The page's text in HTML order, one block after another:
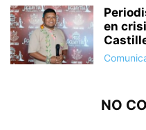
en
NO